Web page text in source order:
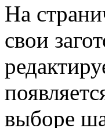
На
свои
выборе